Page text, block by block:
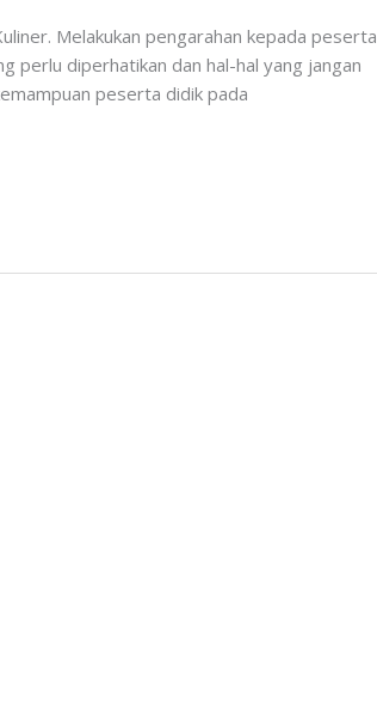
Melakukan pengarahan kepada peserta
perlu diperhatikan dan hal-hal yang jangan
peserta didik pada